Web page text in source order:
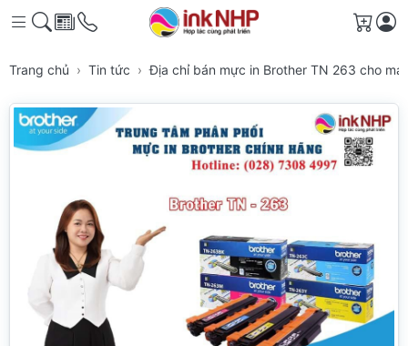
Giỏ
Trang chủ Tin tức Địa chỉ bán mực in Brother TN 263 cho